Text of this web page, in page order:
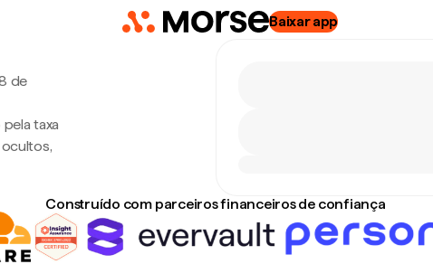
Baixar app
de
taxa
Construído com parceiros financeiros de confiança